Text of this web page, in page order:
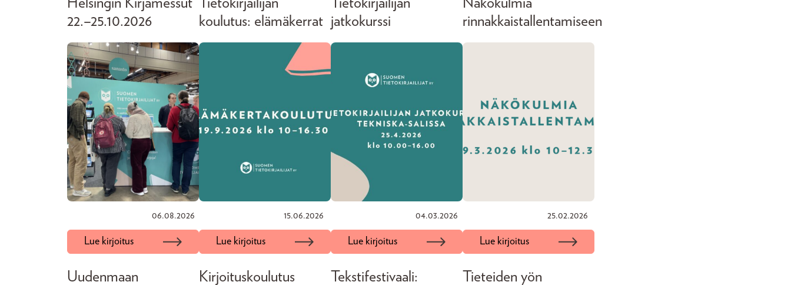
22.–25.10.2026
06.08.2026
Lue kirjoitus
koulutus: elämäkerrat
15.06.2026
Lue kirjoitus
jatkokurssi
04.03.2026
Lue kirjoitus
rinnakkaistallentamiseen
25.02.2026
Lue kirjoitus
Uudenmaan
Kirjoituskoulutus
Tekstifestivaali:
Tieteiden yön